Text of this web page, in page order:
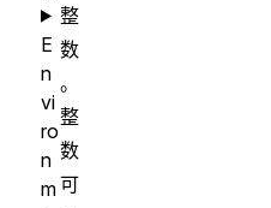
整
数
。
整
数
可
E
n
vi
ro
n
m